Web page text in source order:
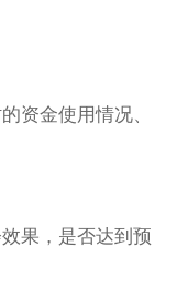
资金使用情况、
果，是否达到预